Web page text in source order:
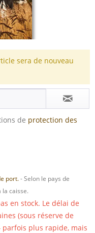
sera de nouveau
de protection des
port.- Selon le pays de
la caisse.
en stock. Le délai de
(sous réserve de
plus rapide, mais